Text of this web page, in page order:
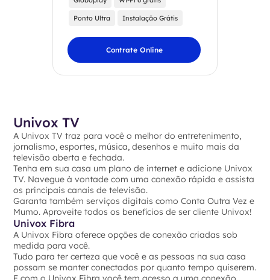
Ponto Ultra Instalação Grátis
Contrate Online
Univox TV
A Univox TV traz para você o melhor do entretenimento,
jornalismo, esportes, música, desenhos e muito mais da
televisão aberta e fechada.
Tenha em sua casa um plano de internet e adicione Univox
TV. Navegue à vontade com uma conexão rápida e assista
os principais canais de televisão.
Garanta também serviços digitais como Conta Outra Vez e
Mumo. Aproveite todos os benefícios de ser cliente Univox!
Univox Fibra
A Univox Fibra oferece opções de conexão criadas sob
medida para você.
Tudo para ter certeza que você e as pessoas na sua casa
possam se manter conectados por quanto tempo quiserem.